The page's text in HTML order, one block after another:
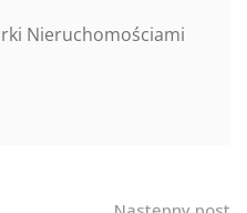
Nieruchomościami